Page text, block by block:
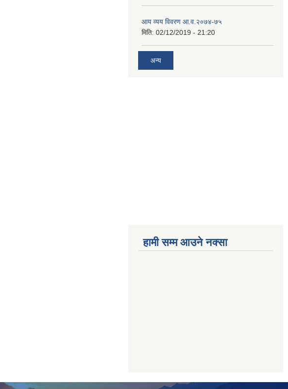
आय व्यय विवरण आ.व.२०७४-७५
मिति: 02/12/2019 - 21:20
अन्य
हामी सम्म आउने नक्सा
betwild
hdasianporns.net